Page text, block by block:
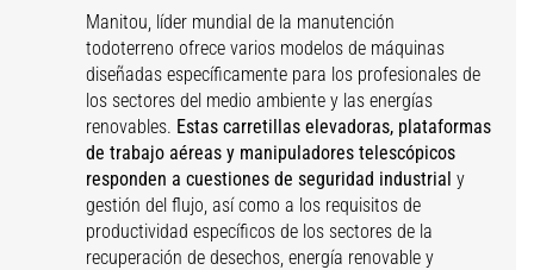
Manitou, líder mundial de la manutención
todoterreno ofrece varios modelos de máquinas
diseñadas específicamente para los profesionales de
los sectores del medio ambiente y las energías
renovables. Estas carretillas elevadoras, plataformas
de trabajo aéreas y manipuladores telescópicos
responden a cuestiones de seguridad industrial y
gestión del flujo, así como a los requisitos de
productividad específicos de los sectores de la
recuperación de desechos, energía renovable y
Valorización de
residuos
Tratamiento del agua
Energías renovables
Mantenimiento
industrial